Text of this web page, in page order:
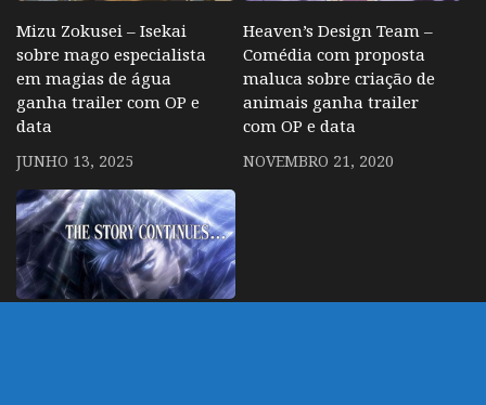
Mizu Zokusei – Isekai
sobre mago especialista
em magias de água
ganha trailer com OP e
data
JUNHO 13, 2025
Heaven’s Design Team –
Comédia com proposta
maluca sobre criação de
animais ganha trailer
com OP e data
NOVEMBRO 21, 2020